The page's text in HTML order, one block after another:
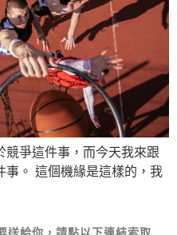
競爭這件事，而今天我來跟
事。 這個機緣是這樣的，我